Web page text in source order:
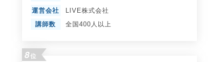
運営会社
LIVE株式会社
講師数
全国400人以上
8位